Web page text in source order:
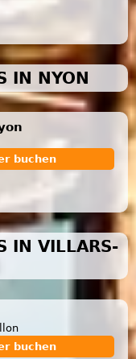
IN NYON
buchen
IN VILLARS-
buchen